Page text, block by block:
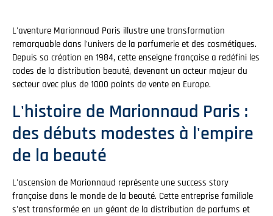
L'aventure Marionnaud Paris illustre une transformation
remarquable dans l'univers de la parfumerie et des cosmétiques.
Depuis sa création en 1984, cette enseigne française a redéfini les
codes de la distribution beauté, devenant un acteur majeur du
secteur avec plus de 1000 points de vente en Europe.
L'histoire de Marionnaud Paris :
des débuts modestes à l'empire
de la beauté
L'ascension de Marionnaud représente une success story
française dans le monde de la beauté. Cette entreprise familiale
s'est transformée en un géant de la distribution de parfums et